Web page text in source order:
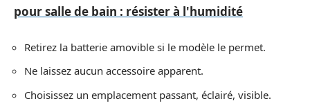
pour salle de bain : résister à l'humidité
Retirez la batterie amovible si le modèle le permet.
Ne laissez aucun accessoire apparent.
Choisissez un emplacement passant, éclairé, visible.